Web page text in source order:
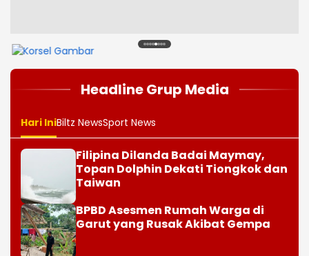
12345678
Headline Grup Media
Hari IniBiltz NewsSport News
Filipina Dilanda Badai Maymay,
Topan Dolphin Dekati Tiongkok dan
Taiwan
BPBD Asesmen Rumah Warga di
Garut yang Rusak Akibat Gempa